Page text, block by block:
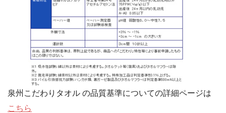
泉州こだわりタオル の品質基準についての詳細ページは
こちら